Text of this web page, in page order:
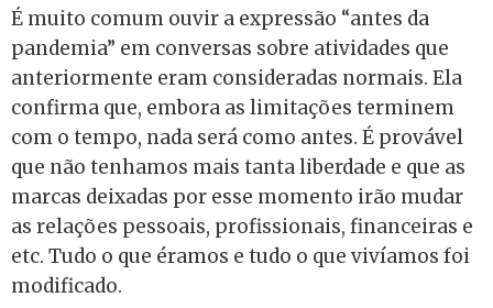
É muito comum ouvir a expressão “antes da
pandemia” em conversas sobre atividades que
anteriormente eram consideradas normais. Ela
confirma que, embora as limitações terminem
com o tempo, nada será como antes. É provável
que não tenhamos mais tanta liberdade e que as
marcas deixadas por esse momento irão mudar
as relações pessoais, profissionais, financeiras e
etc. Tudo o que éramos e tudo o que vivíamos foi
modificado.